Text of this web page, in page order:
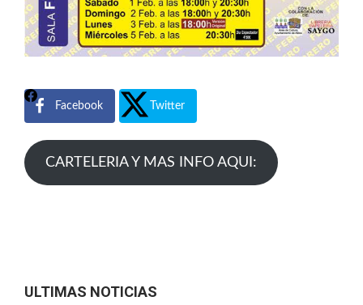
Facebook Twitter
CARTELERIA Y MAS INFO AQUI:
ULTIMAS NOTICIAS